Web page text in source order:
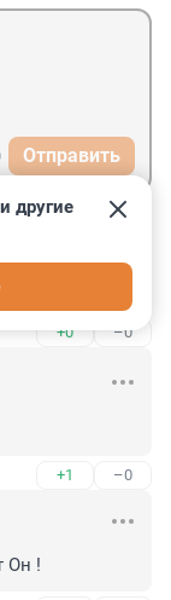
Отправить
+0 –0
другие
+1 –0
Он !